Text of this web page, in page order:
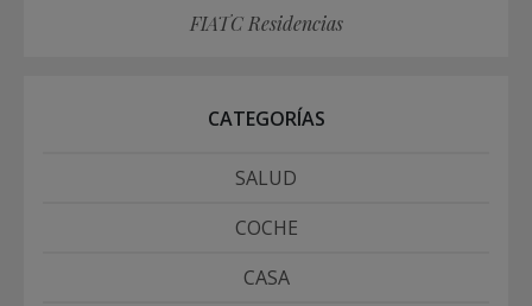
FIATC Residencias
CATEGORÍAS
SALUD
COCHE
CASA